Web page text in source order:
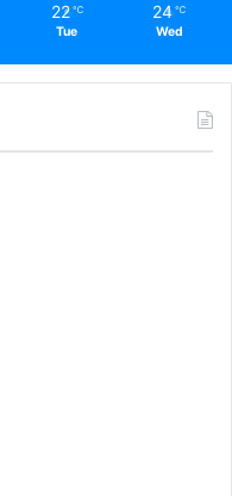
22 ℃
Tue
24 ℃
Wed